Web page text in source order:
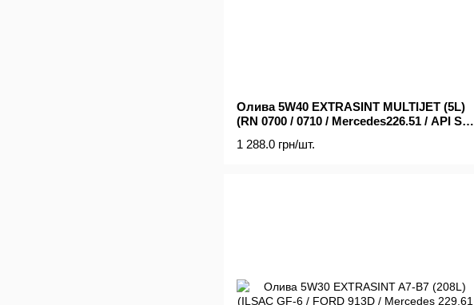
Олива 5W40 EXTRASINT MULTIJET (5L)
(RN 0700 / 0710 / Mercedes226.51 / API SN /
1 288.0 грн/шт.